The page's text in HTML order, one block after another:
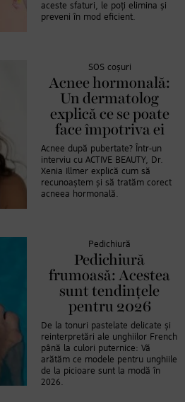
aceste sfaturi, le poți elimina și
preveni în mod eficient.
SOS coșuri
Acnee hormonală:
Un dermatolog
explică ce se poate
face împotriva ei
Acnee după pubertate? Într-un
interviu cu ACTIVE BEAUTY, Dr.
Xenia Illmer explică cum să
recunoaștem și să tratăm corect
acneea hormonală.
Pedichiură
Pedichiură
frumoasă: Acestea
sunt tendințele
pentru 2026
De la tonuri pastelate delicate și
reinterpretări ale unghiilor French
până la culori puternice: Vă
arătăm ce modele pentru unghiile
de la picioare sunt la modă în
2026.